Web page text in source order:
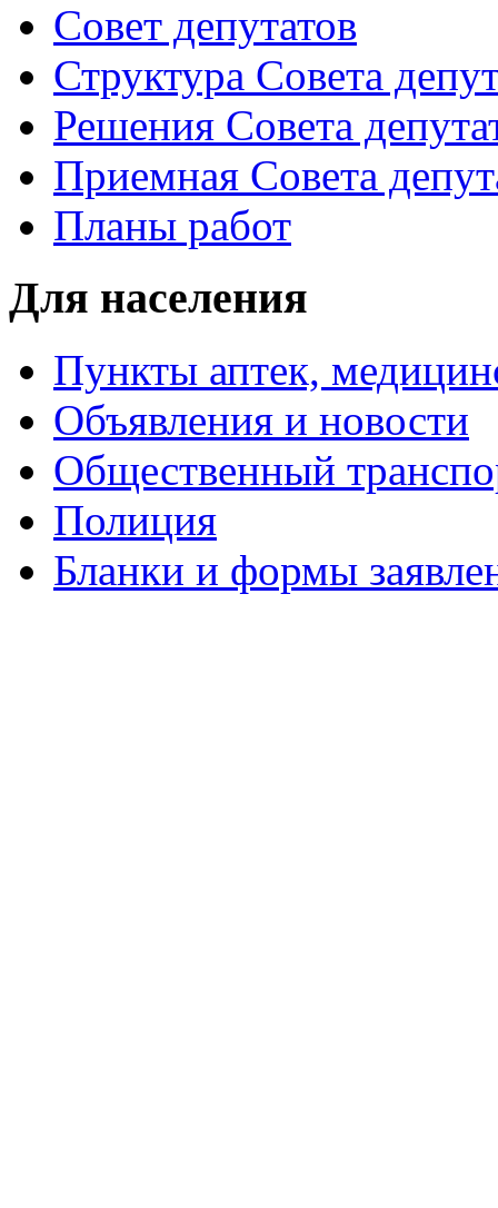
Совет депутатов
Структура Совета
Решения Совета
Приемная Совета
Планы работ
Для населения
Пункты аптек,
Объявления и новости
Общественный
Полиция
Бланки и формы